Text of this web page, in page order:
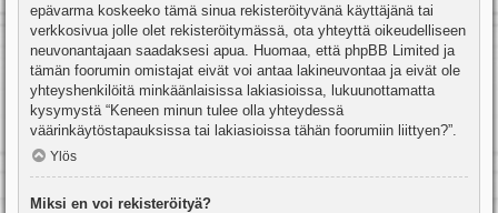
epävarma koskeeko tämä sinua rekisteröityvänä käyttäjänä tai
verkkosivua jolle olet rekisteröitymässä, ota yhteyttä oikeudelliseen
neuvonantajaan saadaksesi apua. Huomaa, että phpBB Limited ja
tämän foorumin omistajat eivät voi antaa lakineuvontaa ja eivät ole
yhteyshenkilöitä minkäänlaisissa lakiasioissa, lukuunottamatta
kysymystä “Keneen minun tulee olla yhteydessä
väärinkäytöstapauksissa tai lakiasioissa tähän foorumiin liittyen?”.
Ylös
Miksi en voi rekisteröityä?